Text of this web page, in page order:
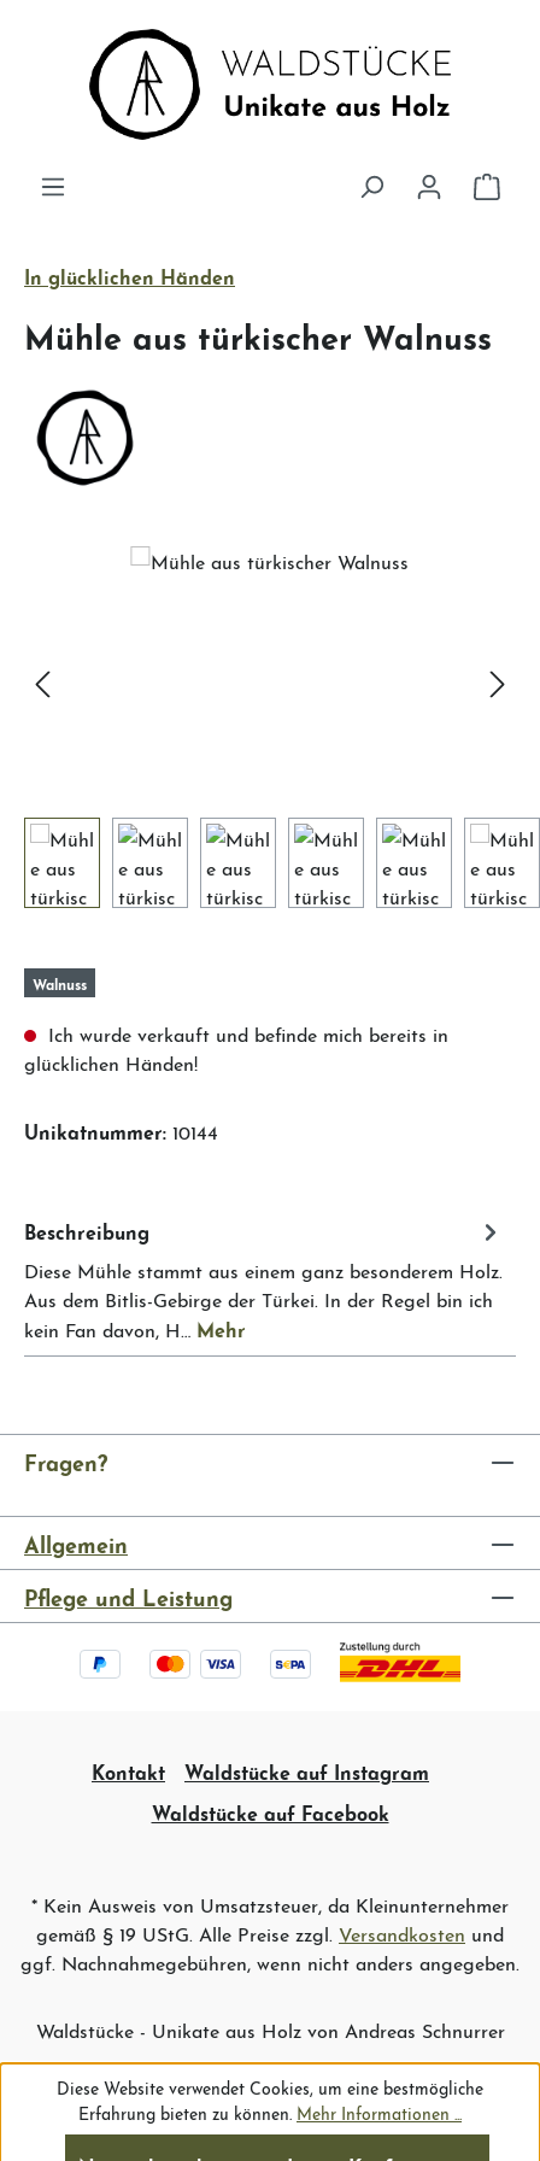
Zum Hauptinhalt springen
In glücklichen Händen
Mühle aus türkischer Walnuss
Bildergalerie überspringen
Walnuss
Ich wurde verkauft und befinde mich bereits in
glücklichen Händen!
Unikatnummer: 10144
Beschreibung
Diese Mühle stammt aus einem ganz besonderem Holz.
Aus dem Bitlis-Gebirge der Türkei. In der Regel bin ich
kein Fan davon, H… Mehr
Fragen?
Allgemein
Pflege und Leistung
Kontakt
Waldstücke auf Instagram
Waldstücke auf Facebook
* Kein Ausweis von Umsatzsteuer, da Kleinunternehmer
gemäß § 19 UStG. Alle Preise zzgl. Versandkosten und
ggf. Nachnahmegebühren, wenn nicht anders angegeben.
Waldstücke - Unikate aus Holz von Andreas Schnurrer
Diese Website verwendet Cookies, um eine bestmögliche
Erfahrung bieten zu können. Mehr Informationen ...